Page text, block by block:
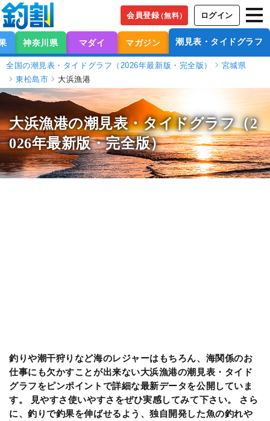
会員登録（無料） ログイン
神奈川県 マダイ マガジン 潮見表・タイドグラフ
全国の潮見表・タイドグラフ（2026年最新版・完全版）
宮城県
東松島市
大浜漁港
大浜漁港の潮見表・タイドグラフ（2
026年最新版・完全版）
釣りや潮干狩りなど海のレジャーはもちろん、海関係のお
仕事にも欠かすことが出来ない大浜漁港の潮見表・タイド
グラフをピンポイントで詳細な最新データを公開していま
す。 見やすさ使いやすさをぜひ実感してみて下さい。 さら
に、釣りで釣果を伸ばせるよう、独自開発した魚の釣れや